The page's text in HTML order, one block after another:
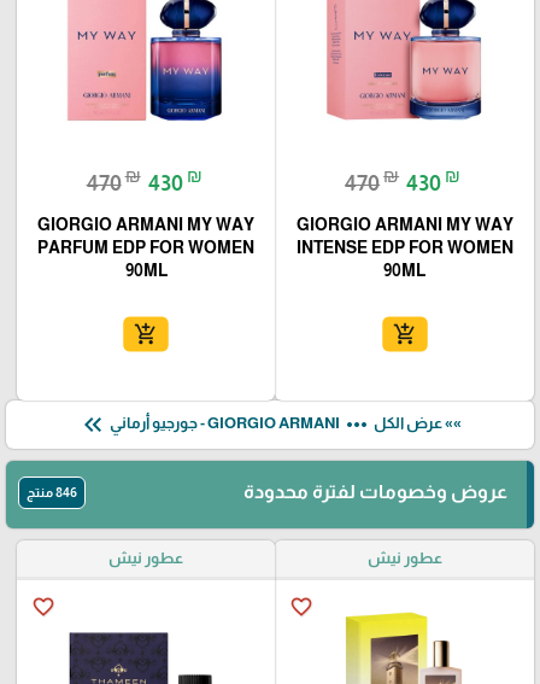
470₪ 430 ₪
GIORGIO ARMANI MY WAY
INTENSE EDP FOR WOMEN
90ML
add_shopping_cart
470₪ 430 ₪
GIORGIO ARMANI MY WAY
PARFUM EDP FOR WOMEN
90ML
add_shopping_cart
»» عرض الكل more_horiz
keyboard_double_arrow_left
عروض وخصومات لفترة محدودة 846 منتج
عطور نيش
favorite_border
عطور نيش
favorite_border